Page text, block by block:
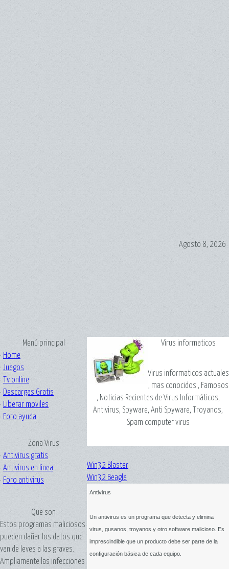
Agosto 8, 2026
Menú principal
· Home
· Juegos
·
Tv online
· Descargas Gratis
·
Liberar moviles
· Foro ayuda
Zona Virus
· Antivirus gratis
· Antivirus en linea
· Foro antivirus
Que son
Estos programas maliciosos
pueden dañar los datos que
van de leves a las graves.
Ampliamente las infecciones
Virus informaticos
Virus informaticos actuales
, mas conocidos , Famosos
, Noticias Recientes de Virus Informáticos,
Antivirus, Spyware, Anti Spyware, Troyanos,
Spam computer virus
Win32 Blaster
Win32 Beagle
Antivirus
Un antivirus es un programa que detecta y elimina
virus, gusanos, troyanos y otro software malicioso. Es
imprescindible que un producto debe ser parte de la
configuración básica de cada equipo.